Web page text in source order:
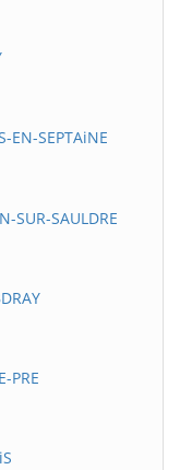
SEPTAiNE
SAULDRE
PRE